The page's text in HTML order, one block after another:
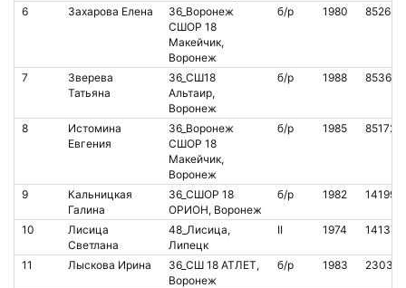
6 Захарова Елена
36_Воронеж
СШОР 18
Макейчик,
Воронеж
б/р 1980
7
Зверева
Татьяна
36_СШ18
Альтаир,
Воронеж
б/р 1988
8
Истомина
Евгения
36_Воронеж
СШОР 18
Макейчик,
Воронеж
б/р 1985
9
Кальницкая
Галина
36_СШОР 18
ОРИОН, Воронеж
б/р 1982
10
Лисица
Светлана
48_Лисица,
Липецк
II 1974
11 Лыскова Ирина
36_СШ 18 АТЛЕТ,
Воронеж
б/р 1983